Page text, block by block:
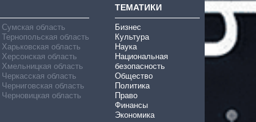
Сумская область
Тернопольская область
Харьковская область
Херсонская область
Хмельницкая область
Черкасская область
Черниговская область
Черновицкая область
ТЕМАТИКИ
Бизнес
Культура
Наука
Национальная
безопасность
Общество
Политика
Право
Финансы
Экономика